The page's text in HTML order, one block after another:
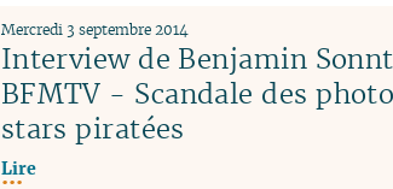
Interview de Benjamin
BFMTV - Scandale des
stars piratées
Mercredi 3 septembre 2014
Lire